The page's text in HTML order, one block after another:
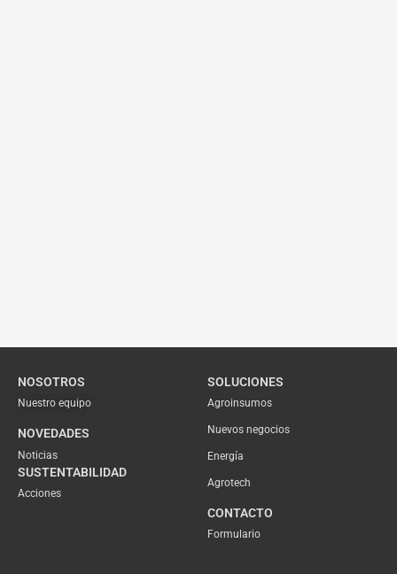
NOSOTROS
Nuestro equipo
NOVEDADES
Noticias
SUSTENTABILIDAD
Acciones
SOLUCIONES
Agroinsumos
Nuevos negocios
Energía
Agrotech
CONTACTO
Formulario